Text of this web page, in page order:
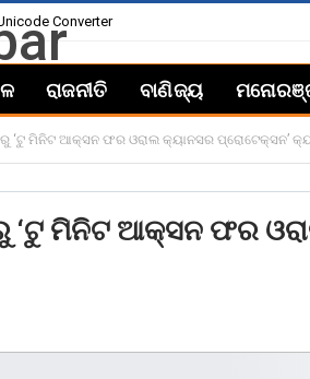
Converter
ରାଜନୀତି ବାଣିଜ୍ୟ
‘ଟୁ ମିନିଟ ଆକ୍ସନ ଫର ଓରାଲ କ୍ୟାନସର ପ୍ରୋଟେକ୍ସନ’
ମିନିଟ ଆକ୍ସନ ଫର